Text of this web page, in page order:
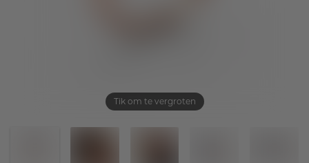
Tik om te vergroten